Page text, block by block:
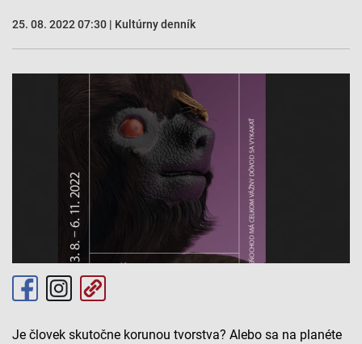
25. 08. 2022 07:30 | Kultúrny denník
Je človek skutočne korunou tvorstva? Alebo sa na planéte